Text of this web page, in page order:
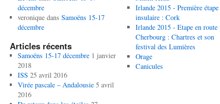
décembre
veroniquedans Samoëns 15-17
décembre
Articles récents
Samoëns 15-17 décembre 1 janvier
2018
ISS 25 avril 2016
Virée pascale – Andalousie 5 avril
2016
Irlande 2015 - Première étape
insulaire : Cork
Irlande 2015 - Etape en route
Cherbourg : Chartres et son
festival des Lumières
Orage
Canicules